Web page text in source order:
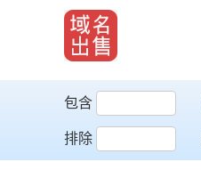
包含
排除